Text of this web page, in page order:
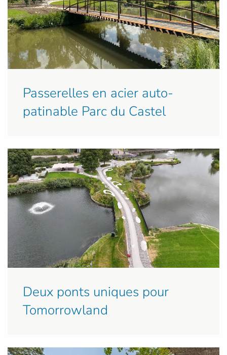
Passerelles en acier auto-
patinable Parc du Castel
Deux ponts uniques pour
Tomorrowland